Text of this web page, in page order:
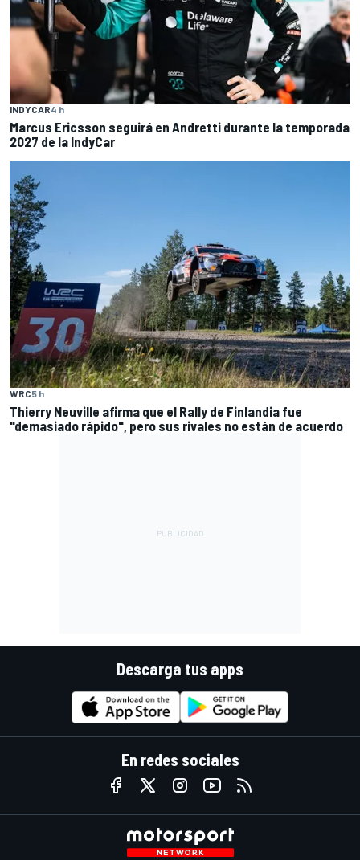
INDYCAR4 h
Marcus Ericsson seguirá en Andretti durante la temporada
2027 de la IndyCar
WRC5 h
Thierry Neuville afirma que el Rally de Finlandia fue
"demasiado rápido", pero sus rivales no están de acuerdo
Descarga tus apps
En redes sociales